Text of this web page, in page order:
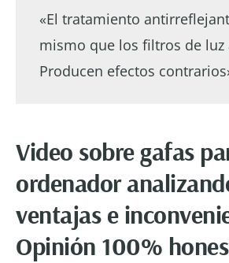
«El tratamiento
mismo que los filtros de luz
Producen efectos
Video sobre gafas
ordenador
ventajas e
Opinión 100%